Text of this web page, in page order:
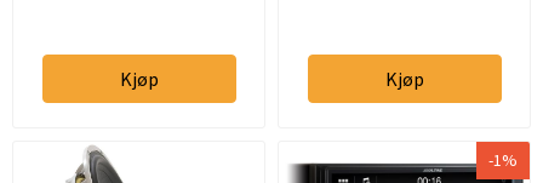
Kjøp Kjøp
-1%